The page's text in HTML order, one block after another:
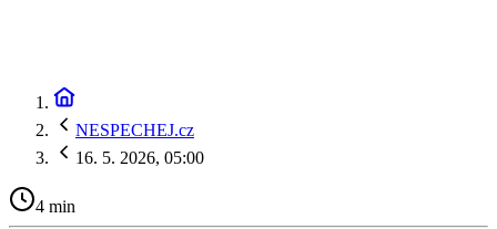
NESPECHEJ.cz
16. 5. 2026, 05:00
4 min